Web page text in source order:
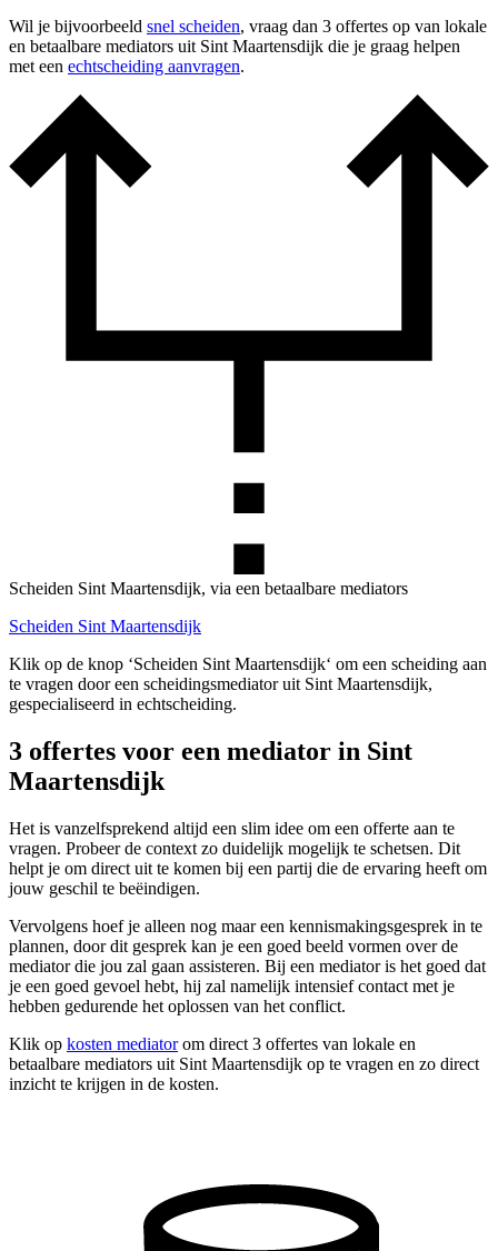
Wil je bijvoorbeeld snel scheiden, vraag dan 3 offertes op van lokale
en betaalbare mediators uit Sint Maartensdijk die je graag helpen
met een echtscheiding aanvragen.
Scheiden Sint Maartensdijk, via een betaalbare mediators
Scheiden Sint Maartensdijk
Klik op de knop ‘Scheiden Sint Maartensdijk‘ om een scheiding aan
te vragen door een scheidingsmediator uit Sint Maartensdijk,
gespecialiseerd in echtscheiding.
3 offertes voor een mediator in Sint
Maartensdijk
Het is vanzelfsprekend altijd een slim idee om een offerte aan te
vragen. Probeer de context zo duidelijk mogelijk te schetsen. Dit
helpt je om direct uit te komen bij een partij die de ervaring heeft om
jouw geschil te beëindigen.
Vervolgens hoef je alleen nog maar een kennismakingsgesprek in te
plannen, door dit gesprek kan je een goed beeld vormen over de
mediator die jou zal gaan assisteren. Bij een mediator is het goed dat
je een goed gevoel hebt, hij zal namelijk intensief contact met je
hebben gedurende het oplossen van het conflict.
Klik op kosten mediatorom direct 3 offertes van lokale en
betaalbare mediators uit Sint Maartensdijk op te vragen en zo direct
inzicht te krijgen in de kosten.